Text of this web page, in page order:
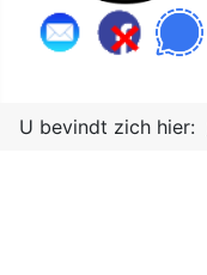
U bevindt zich hier: